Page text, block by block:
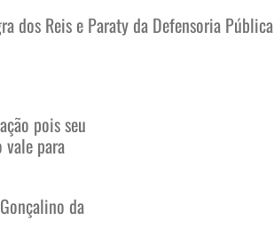
dos Reis e Paraty da Defensoria Pública
pois seu
para
da